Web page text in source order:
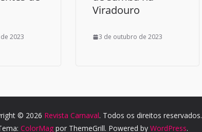
2023
Viradouro
3 de outubro de 2023
© 2026 Revista Carnaval. Todos os direitos reservados.
ColorMagpor ThemeGrill. Powered by WordPress.